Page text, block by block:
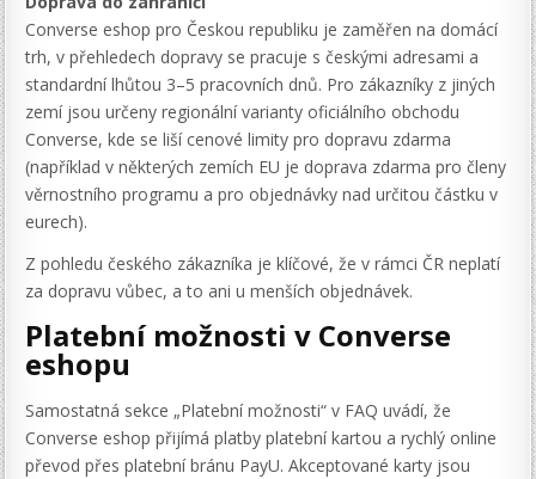
Converse eshop pro Českou republiku je zaměřen na domácí
trh, v přehledech dopravy se pracuje s českými adresami a
standardní lhůtou 3–5 pracovních dnů. Pro zákazníky z jiných
zemí jsou určeny regionální varianty oficiálního obchodu
Converse, kde se liší cenové limity pro dopravu zdarma
(například v některých zemích EU je doprava zdarma pro členy
věrnostního programu a pro objednávky nad určitou částku v
eurech).
Z pohledu českého zákazníka je klíčové, že v rámci ČR neplatí
za dopravu vůbec, a to ani u menších objednávek.
Platební možnosti v Converse
eshopu
Samostatná sekce „Platební možnosti“ v FAQ uvádí, že
Converse eshop přijímá platby platební kartou a rychlý online
převod přes platební bránu PayU. Akceptované karty jsou